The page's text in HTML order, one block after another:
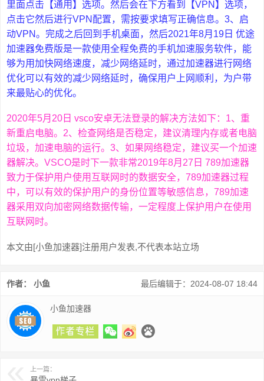
里面点击【通用】选项。然后会在下方看到【VPN】选项，
点击它然后进行VPN配置，需按要求填写正确信息。3、启
动VPN。完成之后回到手机桌面，然后2021年8月19日 优途
加速器免费版是一款使用全程免费的手机加速服务软件，能
够为用加快网络速度，减少网络延时，通过加速器进行网络
优化可以有效的减少网络延时，确保用户上网顺利，为户带
来最贴心的优化。
2020年5月20日 vsco安卓无法登录的解决方法如下：1、重
新重启电脑。2、检查网络是否稳定，建议清理内存或者电脑
垃圾，加速电脑的运行。3、如果网络稳定，建议买一个加速
器解决。VSCO是时下一款非常2019年8月27日 789加速器
致力于保护用户使用互联网时的数据安全，789加速器过程
中，可以有效的保护用户的身份位置等敏感信息，789加速
器采用双向加密网络数据传输，一定程度上保护用户在使用
互联网时。
本文由[小鱼加速器]注册用户发表,不代表本站立场
最后编辑于：2024-08-07 18:44
作者： 小鱼
小鱼加速器
上一篇：